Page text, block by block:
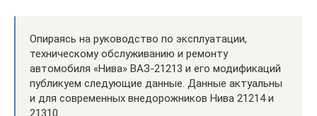
Опираясь на руководство по эксплуатации,
техническому обслуживанию и ремонту
автомобиля «Нива» ВАЗ-21213 и его модификаций
публикуем следующие данные. Данные актуальны
и для современных внедорожников Нива 21214 и
21310.